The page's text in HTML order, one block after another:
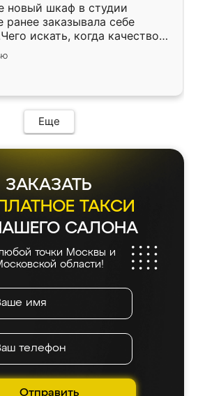
новый шкаф в студии
ранее заказывала себе
искать, когда качеством
Служит кухня уже почти
нет.
Еще
ЗАКАЗАТЬ
ТАКСИ
САЛОНА
точки Москвы и
области!
Отправить